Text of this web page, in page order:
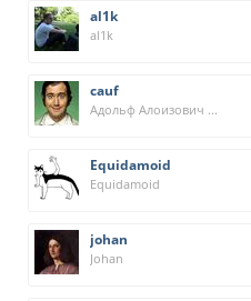
al1k
al1k
cauf
Адольф Алоизович Кауфман
Equidamoid
Equidamoid
johan
Johan